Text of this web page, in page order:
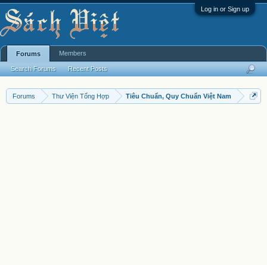
Log in or Sign up
Forums Thư Viện Tổng Hợp Tiêu Chuẩn, Quy Chuẩn Việt Nam
Forums
Search Forums Recent Posts
Members